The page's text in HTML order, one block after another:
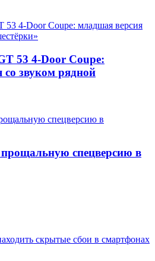
53 4-Door Coupe:
звуком рядной
спецверсию в